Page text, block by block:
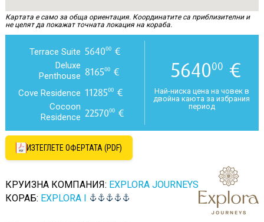
Картата е само за обща ориентация. Координатите са приблизителни и
не целят да покажат точната локация на кораба.
Terrace Suite 564000€
Deluxe
Penthouse 816500€
Cove Residence 1128500€
Cocoon
Residence 2257000€
564000 €
Най-ниска цена на човек в
двойна каюта за избрания
период
ИЗТЕГЛЕТЕ ОФЕРТАТА (PDF)
КРУИЗНА КОМПАНИЯ: EXPLORA JOURNEYS
КОРАБ: EXPLORA I